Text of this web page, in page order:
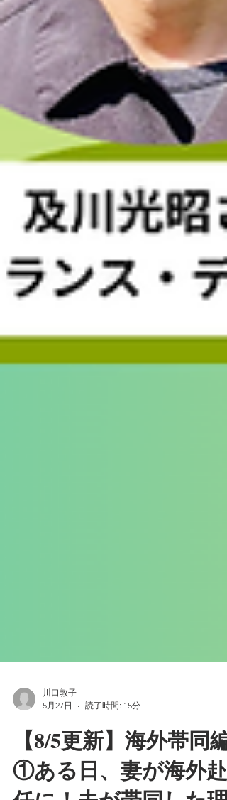
5月27日
読了時間: 15分
【8/5更新】海外帯同編